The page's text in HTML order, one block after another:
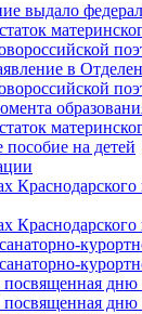
выдало
в
на детей
Краснодарского
дню